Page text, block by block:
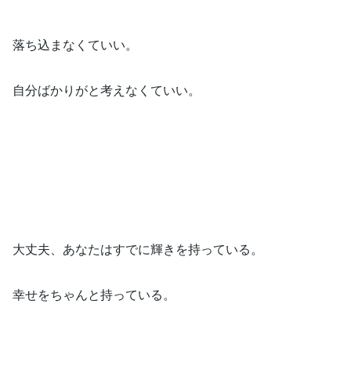
落ち込まなくていい。
自分ばかりがと考えなくていい。
大丈夫、あなたはすでに輝きを持っている。
幸せをちゃんと持っている。